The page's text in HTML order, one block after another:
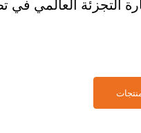
التجزئة العالمي في